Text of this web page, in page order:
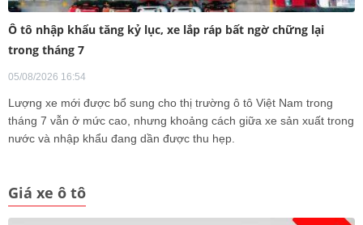
Ô tô nhập khẩu tăng kỷ lục, xe lắp ráp bất ngờ chững lại
trong tháng 7
05/08/2026 16:54
Lượng xe mới được bổ sung cho thị trường ô tô Việt Nam trong
tháng 7 vẫn ở mức cao, nhưng khoảng cách giữa xe sản xuất trong
nước và nhập khẩu đang dần được thu hẹp.
Giá xe ô tô